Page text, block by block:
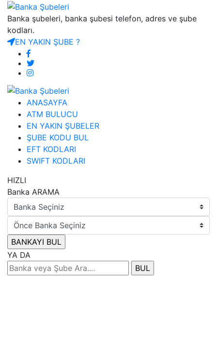
Banka şubeleri, banka şubesi telefon, adres ve şube
kodları.
EN YAKIN ŞUBE ?
ANASAYFA
ATM BULUCU
EN YAKIN ŞUBELER
ŞUBE KODU BUL
EFT KODLARI
SWIFT KODLARI
HIZLI
Banka ARAMA
YA DA